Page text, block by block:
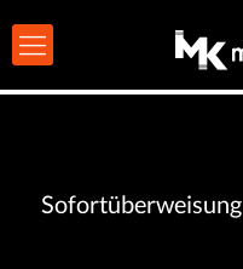
Sofortüberweisung